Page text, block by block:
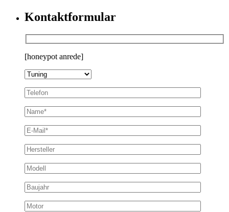
Kontaktformular
[honeypot anrede]